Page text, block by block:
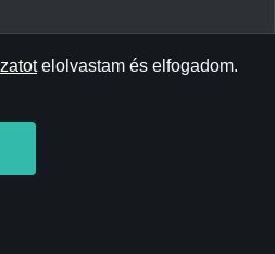
elolvastam és elfogadom.